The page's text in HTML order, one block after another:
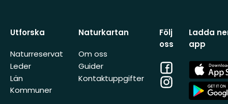
Utforska
Naturreservat
Leder
Län
Kommuner
Naturkartan
Om oss
Guider
Kontaktuppgifter
Följ
oss
Facebook
Instagram
Ladda
app
App
Store
App
Store